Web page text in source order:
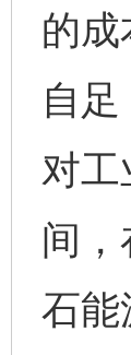
的
自
对
间
石能